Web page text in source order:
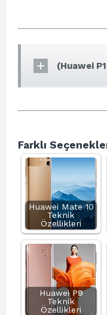
(Huawei
Farklı
Huawei Mate 10
Teknik
Özellikleri
Huawei P9
Teknik
Özellikleri